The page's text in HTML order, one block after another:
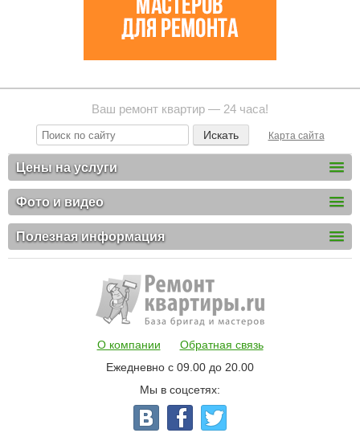
Ваш ремонт квартир — 24 часа!
Карта сайта
Цены на услуги
Фото и видео
Полезная информация
О компании
Обратная связь
Ежедневно с 09.00 до 20.00
Мы в соцсетях: